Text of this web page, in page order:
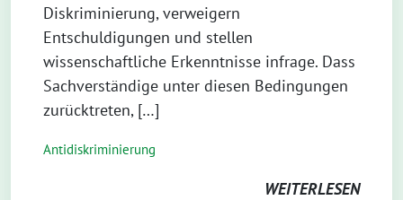
Diskriminierung, verweigern
Entschuldigungen und stellen
wissenschaftliche Erkenntnisse infrage. Dass
Sachverständige unter diesen Bedingungen
zurücktreten, […]
Antidiskriminierung
WEITERLESEN